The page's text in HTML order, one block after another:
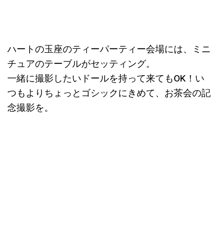
ハートの玉座のティーパーティー会場には、ミニ
チュアのテーブルがセッティング。
一緒に撮影したいドールを持って来てもOK！い
つもよりちょっとゴシックにきめて、お茶会の記
念撮影を。